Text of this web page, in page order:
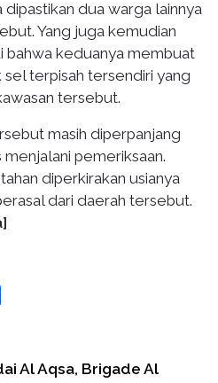
dua warga lainnya
Yang juga kemudian
bahwa keduanya membuat
terpisah tersendiri yang
tersebut.
masih diperpanjang
pemeriksaan.
diperkirakan usianya
dari daerah tersebut.
Al Aqsa, Brigade Al